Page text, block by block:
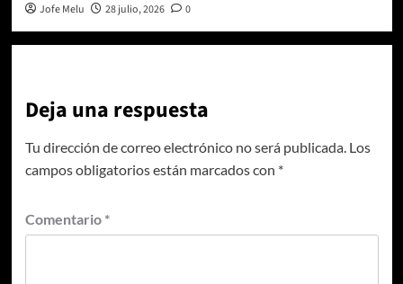
Jofe Melu 28 julio, 2026 0
Deja una respuesta
Tu dirección de correo electrónico no será publicada. Los
campos obligatorios están marcados con *
Comentario *